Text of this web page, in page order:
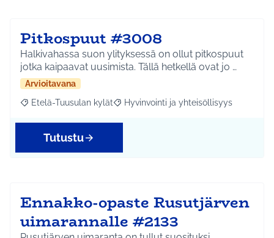
Pitkospuut #3008
Halkivahassa suon ylityksessä on ollut pitkospuut
jotka kaipaavat uusimista. Tällä hetkellä ovat jo …
Arvioitavana
Rajaa tulokset aihepiirin mukaan: Etelä-Tuusulan kylät
Etelä-Tuusulan kylät Rajaa tulokset teeman mukaan:
Hyvinvointi ja yhteisöllisyys
Tutustu
Ennakko-opaste Rusutjärven
uimarannalle #2133